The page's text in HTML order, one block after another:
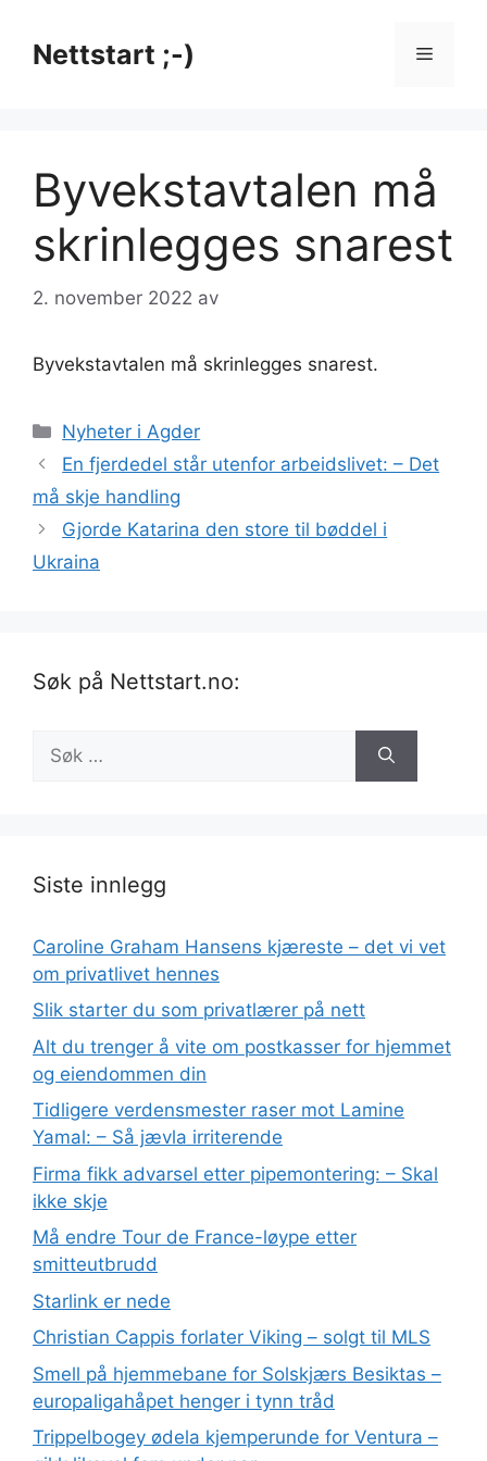
innholdNettstart ;-) Meny
Byvekstavtalen må
skrinlegges snarest
2. november 2022 av
Byvekstavtalen må skrinlegges snarest.
Kategorier
Nyheter i Agder
En fjerdedel står utenfor arbeidslivet: – Det
må skje handling
Gjorde Katarina den store til bøddel i
Ukraina
Søk på Nettstart.no:
etter:
Siste innlegg
Caroline Graham Hansens kjæreste – det vi vet
om privatlivet hennes
Slik starter du som privatlærer på nett
Alt du trenger å vite om postkasser for hjemmet
og eiendommen din
Tidligere verdensmester raser mot Lamine
Yamal: – Så jævla irriterende
Firma fikk advarsel etter pipemontering: – Skal
ikke skje
Må endre Tour de France-løype etter
smitteutbrudd
Starlink er nede
Christian Cappis forlater Viking – solgt til MLS
Smell på hjemmebane for Solskjærs Besiktas –
europaligahåpet henger i tynn tråd
Trippelbogey ødela kjemperunde for Ventura –